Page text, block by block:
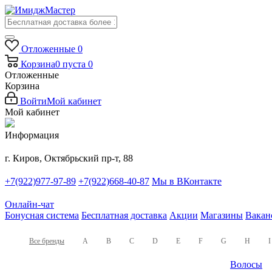
Отложенные 0
Корзина0 пуста 0
Отложенные
Корзина
ВойтиМой кабинет
Мой кабинет
Информация
г. Киров, Октябрьский пр-т, 88
+7(922)977-97-89 +7(922)668-40-87 Мы в ВКонтакте
Онлайн-чат
Бонусная система Бесплатная доставка Акции Магазины
Все бренды A B C D E F G H I
Волосы